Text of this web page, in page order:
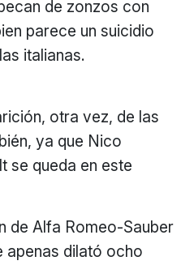
de zonzos con
parece un suicidio
italianas.
otra vez, de las
ya que Nico
se queda en este
de Alfa Romeo-Sauber
apenas dilató ocho